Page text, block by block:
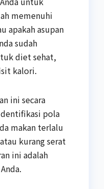
memenuhi
apakah asupan
sudah
diet sehat,
kalori.
ini secara
pola
makan terlalu
kurang serat
ini adalah